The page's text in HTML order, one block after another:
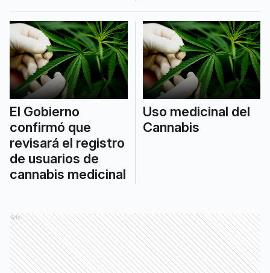
El Gobierno
confirmó que
revisará el registro
de usuarios de
cannabis medicinal
Uso medicinal del
Cannabis
Ads